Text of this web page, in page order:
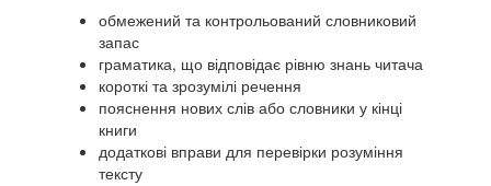
обмежений та контрольований словниковий
запас
граматика, що відповідає рівню знань читача
короткі та зрозумілі речення
пояснення нових слів або словники у кінці
книги
додаткові вправи для перевірки розуміння
тексту